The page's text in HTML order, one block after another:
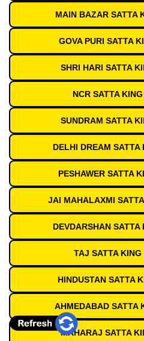
MAIN BAZAR SATTA
GOVA PURI SATTA
SHRI HARI SATTA
NCR SATTA
SUNDRAM SATTA
DELHI DREAM SATTA
PESHAWER SATTA
JAI MAHALAXMI
DEVDARSHAN
TAJ SATTA
HINDUSTAN SATTA
AHMEDABAD SATTA
MAHARAJ SATTA